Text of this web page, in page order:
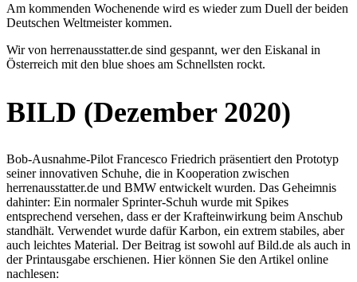
Am kommenden Wochenende wird es wieder zum Duell der beiden
Deutschen Weltmeister kommen.
Wir von herrenausstatter.de sind gespannt, wer den Eiskanal in
Österreich mit den blue shoes am Schnellsten rockt.
BILD (Dezember 2020)
Bob-Ausnahme-Pilot Francesco Friedrich präsentiert den Prototyp
seiner innovativen Schuhe, die in Kooperation zwischen
herrenausstatter.de und BMW entwickelt wurden. Das Geheimnis
dahinter: Ein normaler Sprinter-Schuh wurde mit Spikes
entsprechend versehen, dass er der Krafteinwirkung beim Anschub
standhält. Verwendet wurde dafür Karbon, ein extrem stabiles, aber
auch leichtes Material. Der Beitrag ist sowohl auf Bild.de als auch in
der Printausgabe erschienen. Hier können Sie den Artikel online
nachlesen: